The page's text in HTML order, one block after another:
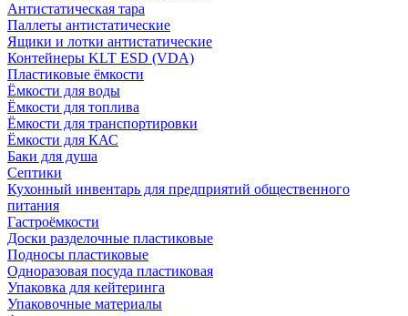
Антистатическая тара
Паллеты антистатические
Ящики и лотки антистатические
Контейнеры KLT ESD (VDA)
Пластиковые ёмкости
Ёмкости для воды
Ёмкости для топлива
Ёмкости для транспортировки
Ёмкости для КАС
Баки для душа
Септики
Кухонный инвентарь для предприятий общественного
питания
Гастроёмкости
Доски разделочные пластиковые
Подносы пластиковые
Одноразовая посуда пластиковая
Упаковка для кейтеринга
Упаковочные материалы